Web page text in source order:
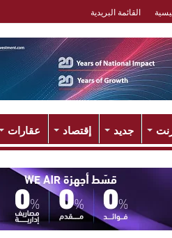
القائمة البريدية
جديد إقتصاد عقارات